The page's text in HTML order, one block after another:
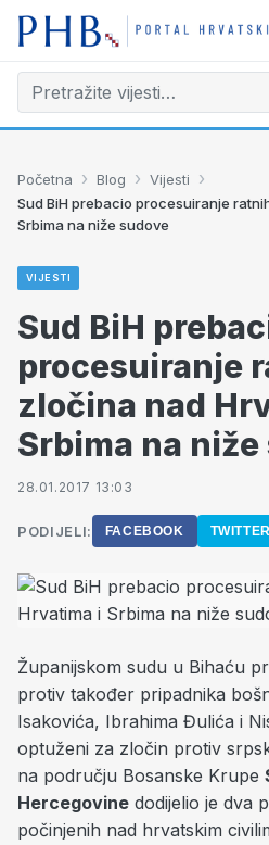
Početna › Blog › Vijesti ›
Sud BiH prebacio procesuiranje
Srbima na niže sudove
VIJESTI
Sud BiH
procesuiranje
zločina nad
Srbima na niže
28.01.2017 13:03
PODIJELI: FACEBOOK TWITTER
Županijskom sudu u Bihaću
protiv također pripadnika
Isakovića, Ibrahima Đulića i
optuženi za zločin protiv
na području Bosanske Krupe
Hercegovine dodijelio je dva
počinjenih nad hrvatskim